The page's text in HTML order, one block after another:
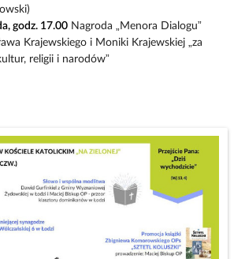
godz. 17.00 Nagroda „Menora Dialogu”
Krajewskiego i Moniki Krajewskiej „za
religii i narodów”